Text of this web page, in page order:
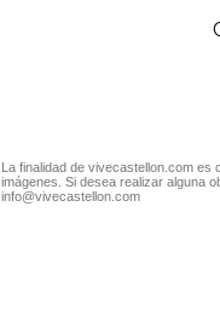
La finalidad de vivecastellon.com
imágenes. Si desea realizar alguna
info@vivecastellon.com